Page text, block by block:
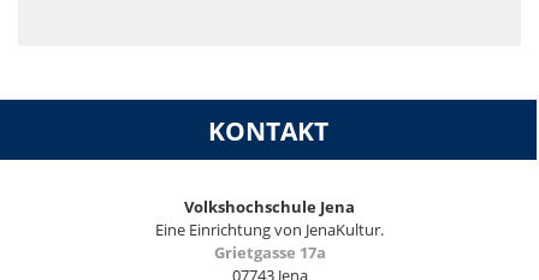
KONTAKT
Volkshochschule Jena
Eine Einrichtung von JenaKultur.
Grietgasse 17a
07743 Jena